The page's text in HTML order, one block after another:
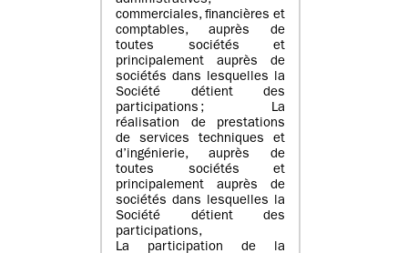
commerciales, financières et
comptables, auprès de
toutes sociétés et
principalement auprès de
sociétés dans lesquelles la
Société détient des
participations ; La
réalisation de prestations
de services techniques et
d’ingénierie, auprès de
toutes sociétés et
principalement auprès de
sociétés dans lesquelles la
Société détient des
participations,
La participation de la